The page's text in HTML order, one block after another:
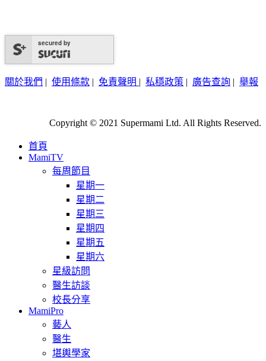
secured by
關於我們 | 使用條款 | 免責聲明 | 私穩政策 | 廣告查詢 | 舉報
Copyright © 2021 Supermami Ltd. All Rights Reserved.
首頁
MamiTV
每周節目
星期一
星期二
星期三
星期四
星期五
星期六
星級訪問
醫生訪談
校長分享
MamiPro
藝人
醫生
堪輿學家